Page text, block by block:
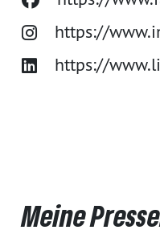
https://
https://
Meine